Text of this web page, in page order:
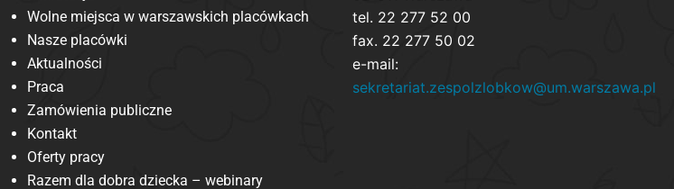
Wolne miejsca w warszawskich placówkach
Nasze placówki
Aktualności
Praca
Zamówienia publiczne
Kontakt
Oferty pracy
Razem dla dobra dziecka – webinary
tel. 22 277 52 00
fax. 22 277 50 02
e-mail:
sekretariat.zespolzlobkow@um.warszawa.pl